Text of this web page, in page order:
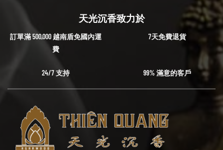
天光沉香致力於
訂單滿 500,000 越南盾免國內運
費
7天免費退貨
24/7 支持 99% 滿意的客戶